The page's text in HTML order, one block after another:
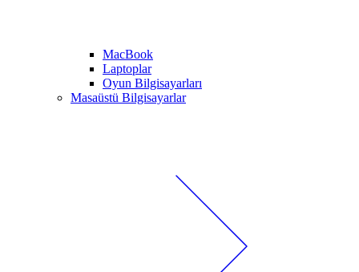
MacBook
Laptoplar
Oyun Bilgisayarları
Masaüstü Bilgisayarlar